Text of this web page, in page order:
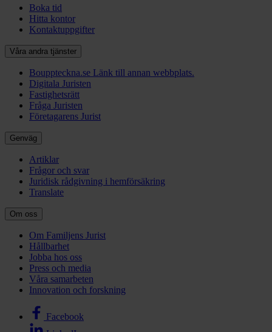
Boka tid
Hitta kontor
Kontaktuppgifter
Våra andra tjänster
Bouppteckna.se Länk till annan webbplats.
Digitala Juristen
Fastighetsrätt
Fråga Juristen
Företagarens Jurist
Genväg
Artiklar
Frågor och svar
Juridisk rådgivning i hemförsäkring
Translate
Om oss
Om Familjens Jurist
Hållbarhet
Jobba hos oss
Press och media
Våra samarbeten
Innovation och forskning
Facebook